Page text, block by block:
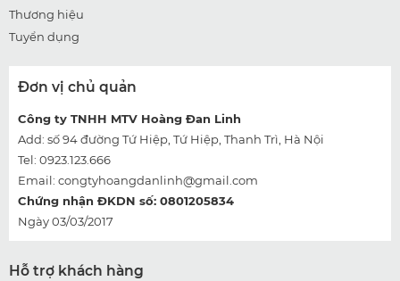
Thương hiệu
Tuyển dụng
Đơn vị chủ quản
Công ty TNHH MTV Hoàng Đan Linh
Add: số 94 đường Tứ Hiệp, Tứ Hiệp, Thanh Trì, Hà Nội
Tel: 0923.123.666
Email: congtyhoangdanlinh@gmail.com
Chứng nhận ĐKDN số: 0801205834
Ngày 03/03/2017
Hỗ trợ khách hàng